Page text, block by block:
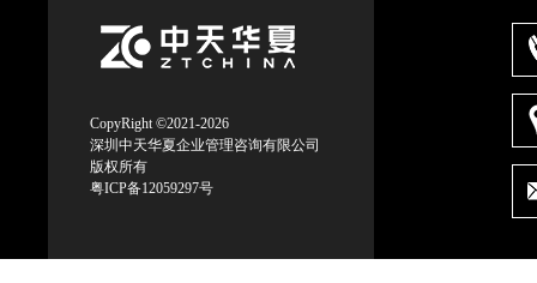
CopyRight ©2021-2026
深圳中天华夏企业管理咨询有限公司
版权所有
粤ICP备12059297号